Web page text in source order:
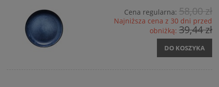
Cena regularna: 58,00 zł
Najniższa cena z 30 dni przed
obniżką: 39,44 zł
DO KOSZYKA